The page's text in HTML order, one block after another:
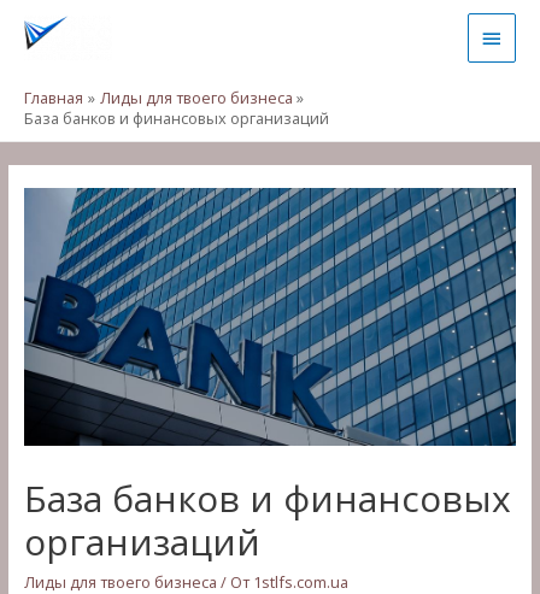
Перейти
Главная
Лиды для твоего бизнеса
База банков и финансовых организаций
База банков и финансовых
организаций
Лиды для твоего бизнеса / От 1stlfs.com.ua